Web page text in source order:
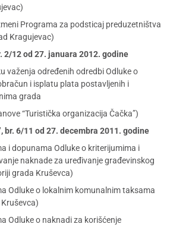
Programa za podsticaj preduzetništva
Kragujevac)
2/12 od 27. januara 2012. godine
važenja određenih odredbi Odluke o
i isplatu plata postavljenih i
grada
“Turistička organizacija Čačka”)
br. 6/11 od 27. decembra 2011. godine
i dopunama Odluke o kriterijumima i
naknade za uređivanje građevinskog
grada Kruševca)
Odluke o lokalnim komunalnim taksama
Odluke o naknadi za korišćenje